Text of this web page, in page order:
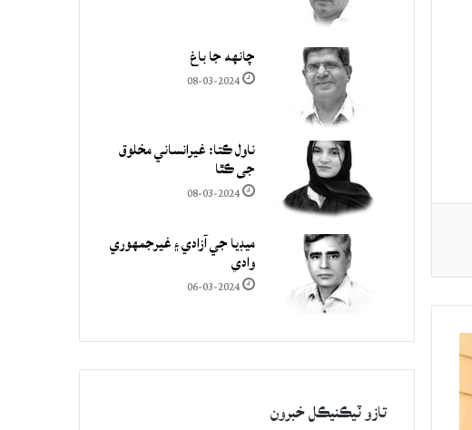
چانهه جا باغ
08-03-2024
ناول ڪتا: غيرانساني مخلوق
جي ڪٿا
08-03-2024
ميڊيا جي آزادي ۽ غيرجمھوري
وادي
06-03-2024
تازو ٽيڪنيڪل خبرون